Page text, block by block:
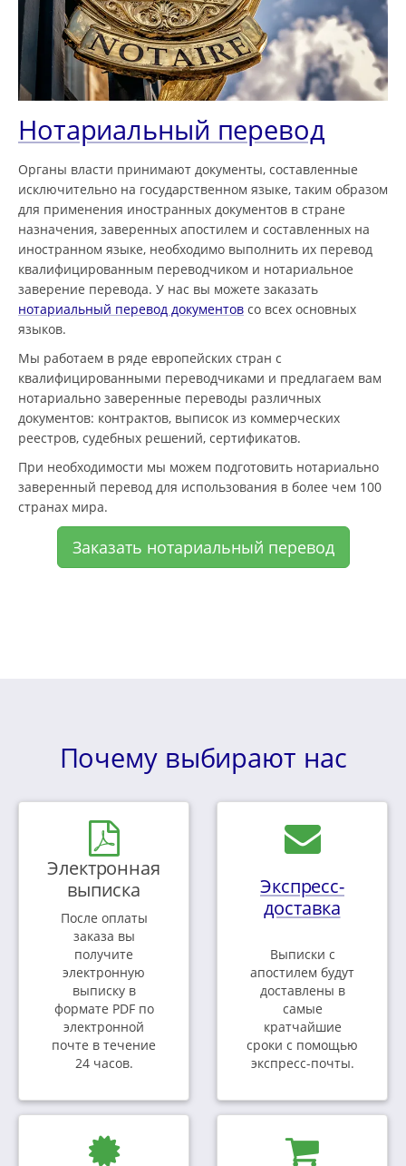
Нотариальный перевод
Органы власти принимают документы, составленные
исключительно на государственном языке, таким образом
для применения иностранных документов в стране
назначения, заверенных апостилем и составленных на
иностранном языке, необходимо выполнить их перевод
квалифицированным переводчиком и нотариальное
заверение перевода. У нас вы можете заказать
нотариальный перевод документов со всех основных
языков.
Мы работаем в ряде европейских стран с
квалифицированными переводчиками и предлагаем вам
нотариально заверенные переводы различных
документов: контрактов, выписок из коммерческих
реестров, судебных решений, сертификатов.
При необходимости мы можем подготовить нотариально
заверенный перевод для использования в более чем 100
странах мира.
Заказать нотариальный перевод
Почему выбирают нас
Электронная
выписка
После оплаты
заказа вы
получите
электронную
выписку в
формате PDF по
электронной
почте в течение
24 часов.
Экспресс-
доставка
Выписки с
апостилем будут
доставлены в
самые
кратчайшие
сроки с помощью
экспресс-почты.